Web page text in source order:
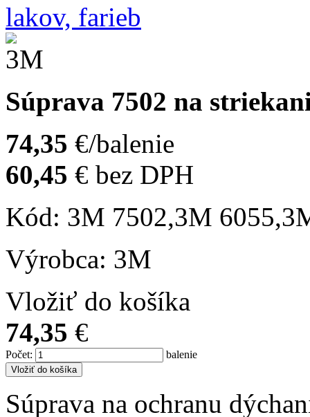
Súprava 7502 na
74,35 €/balenie
60,45 € bez DPH
Kód: 3M 7502,3M
Výrobca: 3M
Vložiť do košíka
74,35 €
Počet: balenie
Vložiť do košíka
Súprava na ochranu